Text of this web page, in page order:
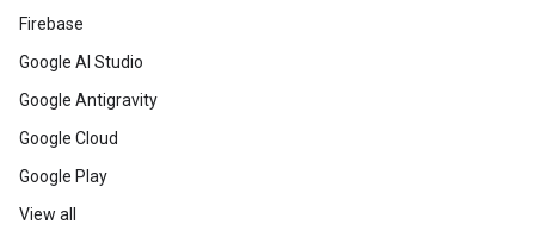
Firebase
Google AI Studio
Google Antigravity
Google Cloud
Google Play
View all